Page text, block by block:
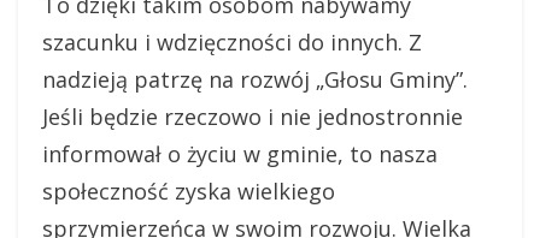
szacunku i wdzięczności do innych. Z
nadzieją patrzę na rozwój „Głosu Gminy”.
Jeśli będzie rzeczowo i nie jednostronnie
informował o życiu w gminie, to nasza
społeczność zyska wielkiego
sprzymierzeńca w swoim rozwoju. Wielka